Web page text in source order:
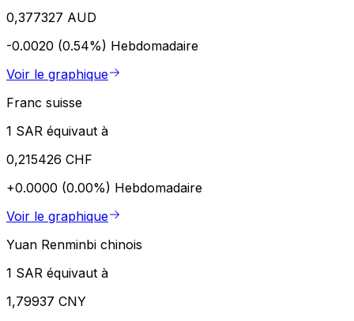
0,377327 AUD
-0.0020 (0.54%) Hebdomadaire
Voir le graphique
Franc suisse
1 SAR équivaut à
0,215426 CHF
+0.0000 (0.00%) Hebdomadaire
Voir le graphique
Yuan Renminbi chinois
1 SAR équivaut à
1,79937 CNY